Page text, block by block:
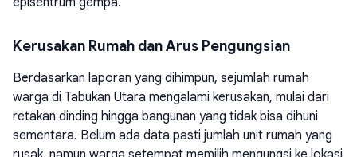
Kerusakan Rumah dan Arus Pengungsian
Berdasarkan laporan yang dihimpun, sejumlah rumah
warga di Tabukan Utara mengalami kerusakan, mulai dari
retakan dinding hingga bangunan yang tidak bisa dihuni
sementara. Belum ada data pasti jumlah unit rumah yang